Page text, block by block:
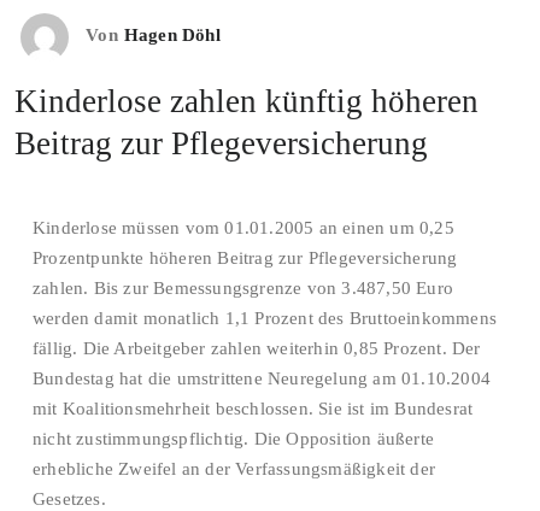
Von Hagen Döhl
Kinderlose zahlen künftig höheren
Beitrag zur Pflegeversicherung
Kinderlose müssen vom 01.01.2005 an einen um 0,25
Prozentpunkte höheren Beitrag zur Pflegeversicherung
zahlen. Bis zur Bemessungsgrenze von 3.487,50 Euro
werden damit monatlich 1,1 Prozent des Bruttoeinkommens
fällig. Die Arbeitgeber zahlen weiterhin 0,85 Prozent. Der
Bundestag hat die umstrittene Neuregelung am 01.10.2004
mit Koalitionsmehrheit beschlossen. Sie ist im Bundesrat
nicht zustimmungspflichtig. Die Opposition äußerte
erhebliche Zweifel an der Verfassungsmäßigkeit der
Gesetzes.